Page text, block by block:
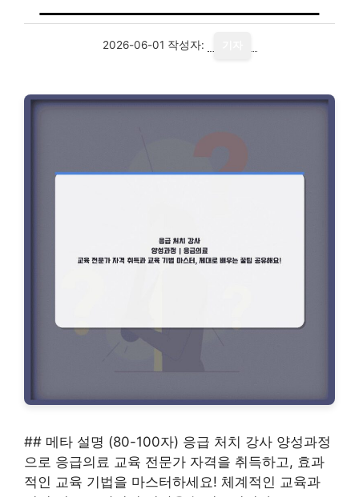
2026-06-01 작성자:
## 메타 설명 (80-100자) 응급 처치 강사 양성과정
으로 응급의료 교육 전문가 자격을 취득하고, 효과
적인 교육 기법을 마스터하세요! 체계적인 교육과